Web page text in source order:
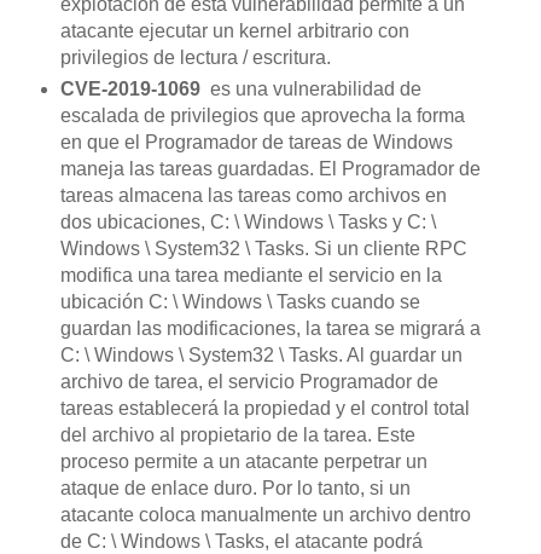
explotación de esta vulnerabilidad permite a un
atacante ejecutar un kernel arbitrario con
privilegios de lectura / escritura.
CVE-2019-1069 es una vulnerabilidad de
escalada de privilegios que aprovecha la forma
en que el Programador de tareas de Windows
maneja las tareas guardadas. El Programador de
tareas almacena las tareas como archivos en
dos ubicaciones, C: \ Windows \ Tasks y C: \
Windows \ System32 \ Tasks. Si un cliente RPC
modifica una tarea mediante el servicio en la
ubicación C: \ Windows \ Tasks cuando se
guardan las modificaciones, la tarea se migrará a
C: \ Windows \ System32 \ Tasks. Al guardar un
archivo de tarea, el servicio Programador de
tareas establecerá la propiedad y el control total
del archivo al propietario de la tarea. Este
proceso permite a un atacante perpetrar un
ataque de enlace duro. Por lo tanto, si un
atacante coloca manualmente un archivo dentro
de C: \ Windows \ Tasks, el atacante podrá